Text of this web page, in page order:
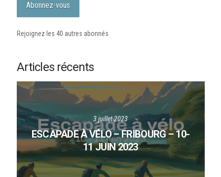
Abonnez-vous
Rejoignez les 40 autres abonnés
Articles récents
3 juillet 2023
ESCAPADE À VÉLO – FRIBOURG – 10-
11 JUIN 2023